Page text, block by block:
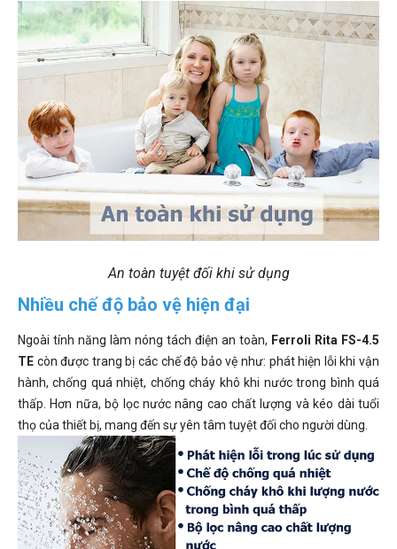
An toàn tuyệt đối khi sử dụng
Nhiều chế độ bảo vệ hiện đại
Ngoài tính năng làm nóng tách điện an toàn, Ferroli Rita FS-4.5
TE còn được trang bị các chế độ bảo vệ như: phát hiện lỗi khi vận
hành, chống quá nhiệt, chống cháy khô khi nước trong bình quá
thấp. Hơn nữa, bộ lọc nước nâng cao chất lượng và kéo dài tuổi
thọ của thiết bị, mang đến sự yên tâm tuyệt đối cho người dùng.